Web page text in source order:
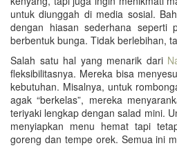
untuk diunggah di media sosial.
dengan hiasan sederhana seperti
berbentuk bunga. Tidak berlebihan,
Salah satu hal yang menarik dari
fleksibilitasnya. Mereka bisa
kebutuhan. Misalnya, untuk
agak “berkelas”, mereka
teriyaki lengkap dengan salad mini.
menyiapkan menu hemat tapi
goreng dan tempe orek. Semua ini